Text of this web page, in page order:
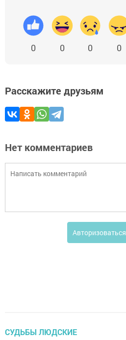
0 0 0 0
Расскажите друзьям
Нет комментариев
Авторизоваться
СУДЬБЫ ЛЮДСКИЕ